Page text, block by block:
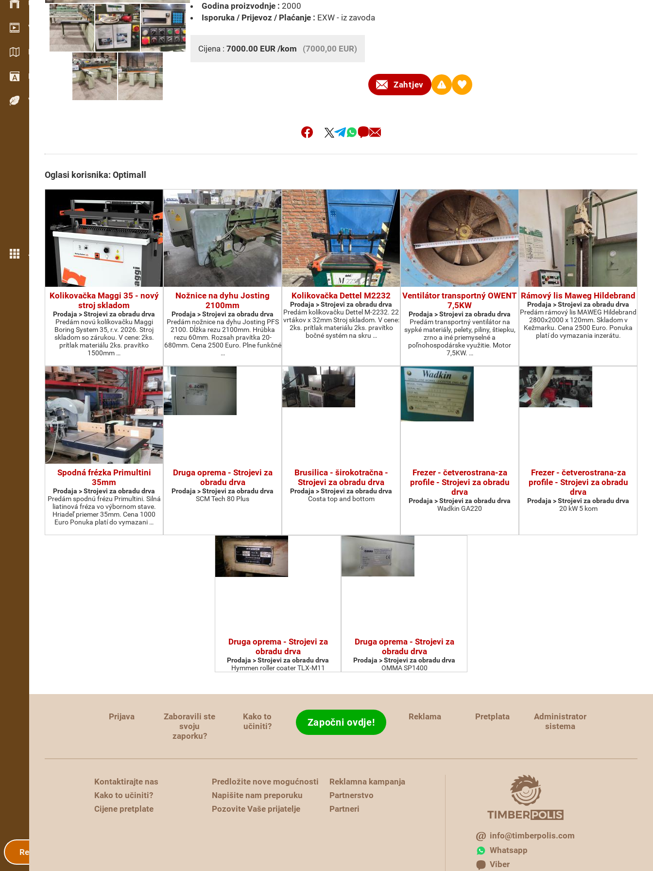
Upravljanje zalihama
Video showroom
Katalozi / Brošure
Rječnik
Vrste drva
Još opcija
Registracija
Godina proizvodnje : 2000
Isporuka / Prijevoz / Plaćanje : EXW - iz zavoda
Cijena : 7000.00 EUR /kom (7000,00 EUR)
Zahtjev
Oglasi korisnika: Optimall
Kolikovačka Maggi 35 - nový
stroj skladom
Prodaja > Strojevi za obradu drva
Predám novú kolíkovačku Maggi
Boring System 35, r.v. 2026. Stroj
skladom so zárukou. V cene: 2ks.
prítlak materiálu 2ks. pravítko
1500mm …
Nožnice na dyhu Josting
2100mm
Prodaja > Strojevi za obradu drva
Predám nožnice na dyhu Josting PFS
2100. Dĺžka rezu 2100mm. Hrúbka
rezu 60mm. Rozsah pravítka 20-
680mm. Cena 2500 Euro. Plne funkčné
…
Kolikovačka Dettel M2232
Prodaja > Strojevi za obradu drva
Predám kolíkovačku Dettel M-2232. 22
vrtákov x 32mm Stroj skladom. V cene:
2ks. prítlak materiálu 2ks. pravítko
bočné systém na skru …
Ventilátor transportný OWENT
7,5KW
Prodaja > Strojevi za obradu drva
Predám transportný ventilátor na
sypké materiály, pelety, piliny, štiepku,
zrno a iné priemyselné a
poľnohospodárske využitie. Motor
7,5KW. …
Rámový lis Maweg Hildebrand
Prodaja > Strojevi za obradu drva
Predám rámový lis MAWEG Hildebrand
2800x2000 x 120mm. Skladom v
Kežmarku. Cena 2500 Euro. Ponuka
platí do vymazania inzerátu.
Spodná frézka Primultini
35mm
Prodaja > Strojevi za obradu drva
Predám spodnú frézu Primultini. Silná
liatinová fréza vo výbornom stave.
Hriadeľ priemer 35mm. Cena 1000
Euro Ponuka platí do vymazani …
Druga oprema - Strojevi za
obradu drva
Prodaja > Strojevi za obradu drva
SCM Tech 80 Plus
Brusilica - širokotračna -
Strojevi za obradu drva
Prodaja > Strojevi za obradu drva
Costa top and bottom
Frezer - četverostrana-za
profile - Strojevi za obradu
drva
Prodaja > Strojevi za obradu drva
Wadkin GA220
Frezer - četverostrana-za
profile - Strojevi za obradu
drva
Prodaja > Strojevi za obradu drva
20 kW 5 kom
Druga oprema - Strojevi za
obradu drva
Prodaja > Strojevi za obradu drva
Hymmen roller coater TLX-M11
Druga oprema - Strojevi za
obradu drva
Prodaja > Strojevi za obradu drva
OMMA SP1400
Prijava
Zaboravili ste
svoju
zaporku?
Kako to
učiniti?
Započni ovdje! Reklama Pretplata
Administrator
sistema
Kontaktirajte nas
Kako to učiniti?
Cijene pretplate
Predložite nove mogućnosti
Napišite nam preporuku
Pozovite Vaše prijatelje
Reklamna kampanja
Partnerstvo
Partneri
info@timberpolis.com
Whatsapp
Viber